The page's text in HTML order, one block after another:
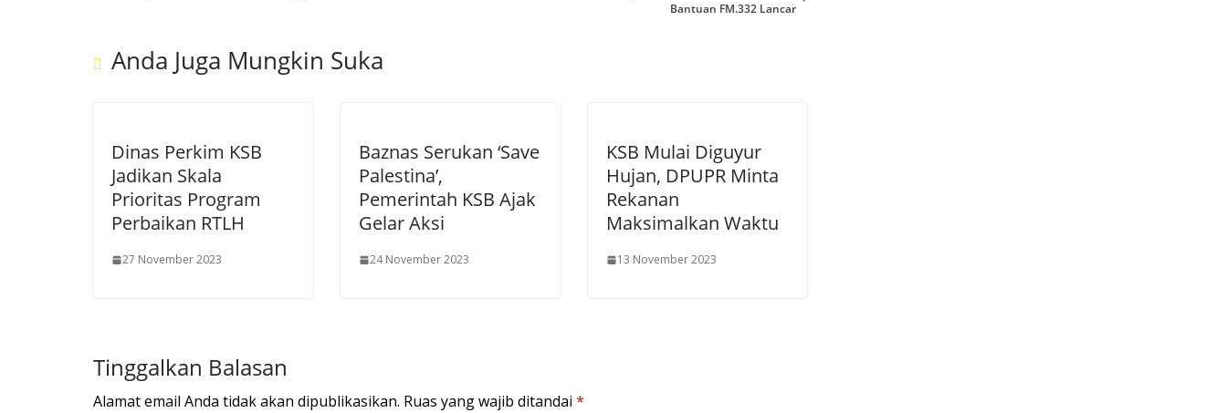
Bantuan FM.332 Lancar
Anda Juga Mungkin Suka
Dinas Perkim KSB
Jadikan Skala
Prioritas Program
Perbaikan RTLH
27 November 2023
Baznas Serukan ‘Save
Palestina’,
Pemerintah KSB Ajak
Gelar Aksi
24 November 2023
KSB Mulai Diguyur
Hujan, DPUPR Minta
Rekanan
Maksimalkan Waktu
13 November 2023
Tinggalkan Balasan
Alamat email Anda tidak akan dipublikasikan. Ruas yang wajib ditandai *